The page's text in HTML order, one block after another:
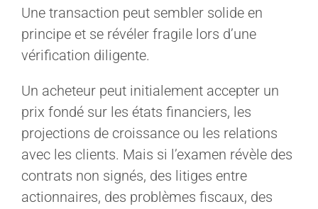
Une transaction peut sembler solide en
principe et se révéler fragile lors d’une
vérification diligente.
Un acheteur peut initialement accepter un
prix fondé sur les états financiers, les
projections de croissance ou les relations
avec les clients. Mais si l’examen révèle des
contrats non signés, des litiges entre
actionnaires, des problèmes fiscaux, des